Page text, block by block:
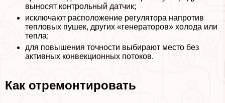
выносят контрольный датчик;
исключают расположение регулятора напротив
тепловых пушек, других «генераторов» холода или
тепла;
для повышения точности выбирают место без
активных конвекционных потоков.
Как отремонтировать